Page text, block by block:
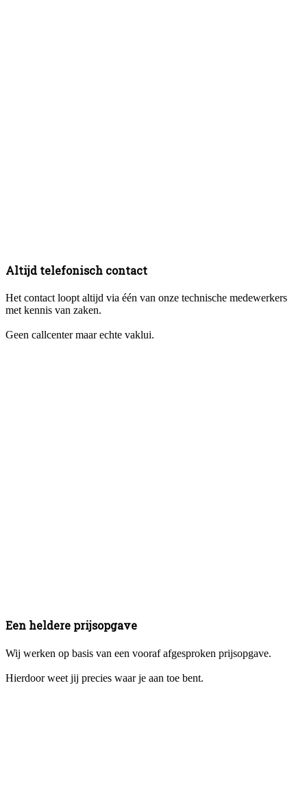
Altijd telefonisch contact
Het contact loopt altijd via één van onze technische medewerkers
met kennis van zaken.
Geen callcenter maar echte vaklui.
Een heldere prijsopgave
Wij werken op basis van een vooraf afgesproken prijsopgave.
Hierdoor weet jij precies waar je aan toe bent.